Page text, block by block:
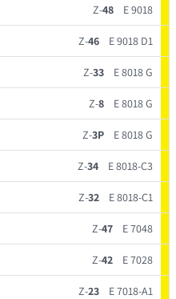
Z-48 E 9018
Z-46 E 9018 D1
Z-33 E 8018 G
Z-8 E 8018 G
Z-3P E 8018 G
Z-34 E 8018-C3
Z-32 E 8018-C1
Z-47 E 7048
Z-42 E 7028
Z-23 E 7018-A1